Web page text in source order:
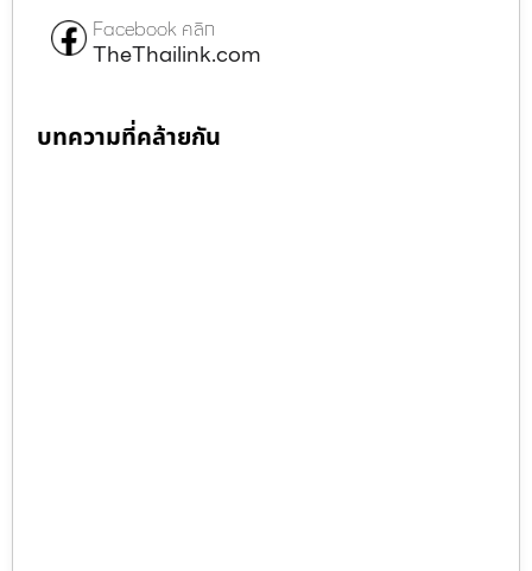
Facebook คลิก
TheThailink.com
บทความที่คล้ายกัน